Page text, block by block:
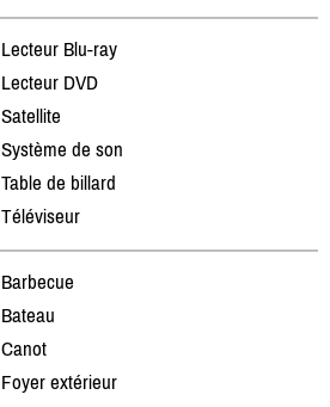
Lecteur Blu-ray
Lecteur DVD
Satellite
Système de son
Table de billard
Téléviseur
Barbecue
Bateau
Canot
Foyer extérieur